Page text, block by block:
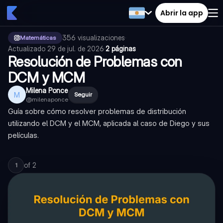
Abrir la app
Matemáticas 356 visualizaciones·
Actualizado 29 de jul. de 2026·2 páginas
Resolución de Problemas con
DCM y MCM
M Milena Ponce
@milenaponce
Seguir
Guía sobre cómo resolver problemas de distribución
utilizando el DCM y el MCM, aplicada al caso de Diego y sus
películas.
1 of 2